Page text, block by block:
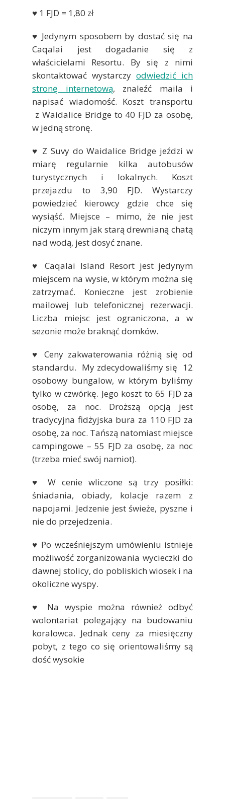
♥ 1 FJD = 1,80 zł
♥ Jedynym sposobem by dostać się na
Caqalai jest dogadanie się z
właścicielami Resortu. By się z nimi
skontaktować wystarczy odwiedzić ich
stronę internetową, znaleźć maila i
napisać wiadomość. Koszt transportu
z Waidalice Bridge to 40 FJD za osobę,
w jedną stronę.
♥ Z Suvy do Waidalice Bridge jeździ w
miarę regularnie kilka autobusów
turystycznych i lokalnych. Koszt
przejazdu to 3,90 FJD. Wystarczy
powiedzieć kierowcy gdzie chce się
wysiąść. Miejsce – mimo, że nie jest
niczym innym jak starą drewnianą chatą
nad wodą, jest dosyć znane.
♥ Caqalai Island Resort jest jedynym
miejscem na wysie, w którym można się
zatrzymać. Konieczne jest zrobienie
mailowej lub telefonicznej rezerwacji.
Liczba miejsc jest ograniczona, a w
sezonie może braknąć domków.
♥ Ceny zakwaterowania różnią się od
standardu. My zdecydowaliśmy się 12
osobowy bungalow, w którym byliśmy
tylko w czwórkę. Jego koszt to 65 FJD za
osobę, za noc. Droższą opcją jest
tradycyjna fidżyjska bura za 110 FJD za
osobę, za noc. Tańszą natomiast miejsce
campingowe – 55 FJD za osobę, za noc
(trzeba mieć swój namiot).
♥ W cenie wliczone są trzy posiłki:
śniadania, obiady, kolacje razem z
napojami. Jedzenie jest świeże, pyszne i
nie do przejedzenia.
♥ Po wcześniejszym umówieniu istnieje
możliwość zorganizowania wycieczki do
dawnej stolicy, do pobliskich wiosek i na
okoliczne wyspy.
♥ Na wyspie można również odbyć
wolontariat polegający na budowaniu
koralowca. Jednak ceny za miesięczny
pobyt, z tego co się orientowaliśmy są
dość wysokie